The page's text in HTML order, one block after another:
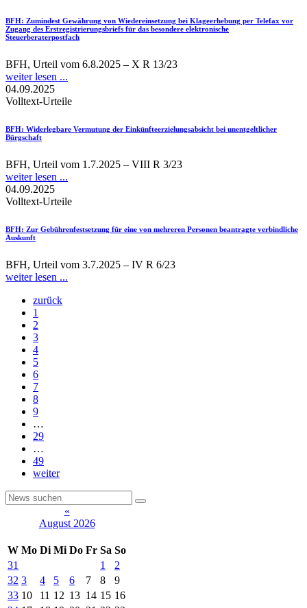
BFH: Zumindest Gewährung von Wiedereinsetzung bei Klageerhebung per Telefax vor
Zugang des Erstregistrierungsbriefs für das besondere elektronische
Steuerberaterpostfach
BFH, Urteil vom 6.8.2025 – X R 13/23
weiter lesen ...
04.09.2025
Volltext-Urteile
BFH: Widerlegbare Vermutung der Einkünfteerzielungsabsicht bei unentgeltlicher
Bürgschaft
BFH, Urteil vom 1.7.2025 – VIII R 3/23
weiter lesen ...
04.09.2025
Volltext-Urteile
BFH: Zur Gebührenfestsetzung für eine von mehreren Personen beantragte verbindliche
Auskunft
BFH, Urteil vom 3.7.2025 – IV R 6/23
weiter lesen ...
zurück
1
2
3
4
5
6
7
8
9
…
29
…
49
weiter
«
August 2026
W Mo Di Mi Do Fr Sa So
31
1
2
32 3 4 5 6 7 8
9
33 10 11 12 13 14 15 16